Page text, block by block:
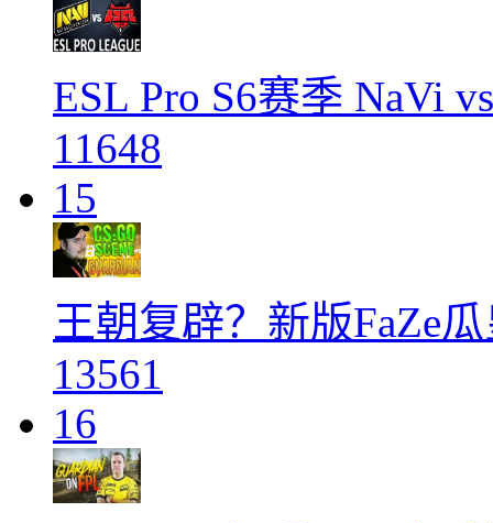
ESL Pro S6赛季 NaVi
11648
15
王朝复辟？新版FaZe
13561
16